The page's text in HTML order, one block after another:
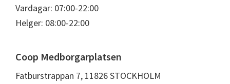
Vardagar: 07:00-22:00
Helger: 08:00-22:00
Coop Medborgarplatsen
Fatburstrappan 7, 11826 STOCKHOLM